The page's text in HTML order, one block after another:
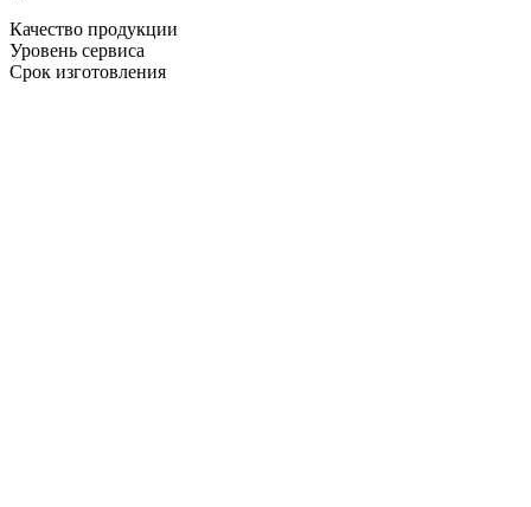
Качество продукции
Уровень сервиса
Срок изготовления